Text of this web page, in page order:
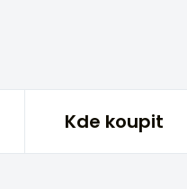
Kde koupit